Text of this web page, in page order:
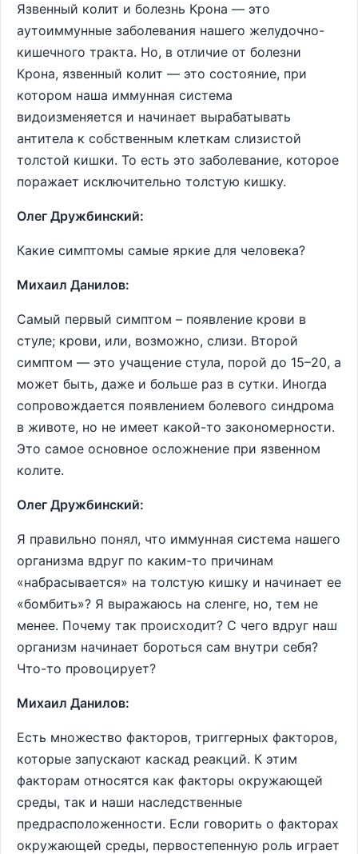
Язвенный колит и болезнь Крона ― это
аутоиммунные заболевания нашего желудочно-
кишечного тракта. Но, в отличие от болезни
Крона, язвенный колит ― это состояние, при
котором наша иммунная система
видоизменяется и начинает вырабатывать
антитела к собственным клеткам слизистой
толстой кишки. То есть это заболевание, которое
поражает исключительно толстую кишку.
Олег Дружбинский:
Какие симптомы самые яркие для человека?
Михаил Данилов:
Самый первый симптом – появление крови в
стуле; крови, или, возможно, слизи. Второй
симптом — это учащение стула, порой до 15–20, а
может быть, даже и больше раз в сутки. Иногда
сопровождается появлением болевого синдрома
в животе, но не имеет какой-то закономерности.
Это самое основное осложнение при язвенном
колите.
Олег Дружбинский:
Я правильно понял, что иммунная система нашего
организма вдруг по каким-то причинам
«набрасывается» на толстую кишку и начинает ее
«бомбить»? Я выражаюсь на сленге, но, тем не
менее. Почему так происходит? С чего вдруг наш
организм начинает бороться сам внутри себя?
Что-то провоцирует?
Михаил Данилов:
Есть множество факторов, триггерных факторов,
которые запускают каскад реакций. К этим
факторам относятся как факторы окружающей
среды, так и наши наследственные
предрасположенности. Если говорить о факторах
окружающей среды, первостепенную роль играет